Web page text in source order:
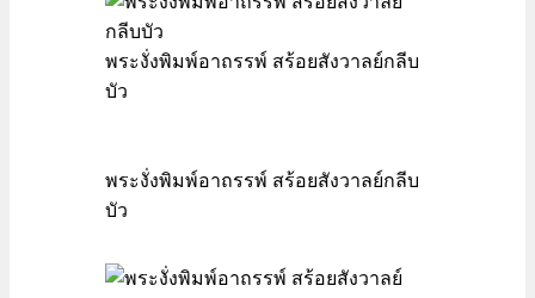
พระงั่งพิมพ์อาถรรพ์ สร้อยสังวาลย์กลีบ
บัว
พระงั่งพิมพ์อาถรรพ์ สร้อยสังวาลย์กลีบ
บัว